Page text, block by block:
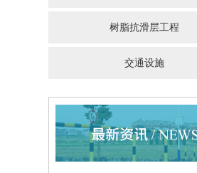
树脂抗滑层工程
交通设施